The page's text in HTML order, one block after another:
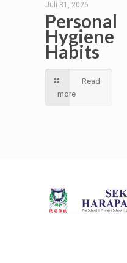
Juli 31, 2026
Personal
Hygiene
Habits
Read
more